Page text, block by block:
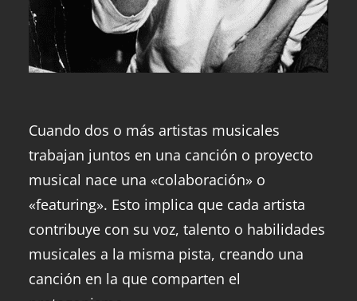
Cuando dos o más artistas musicales
trabajan juntos en una canción o proyecto
musical nace una «colaboración» o
«featuring». Esto implica que cada artista
contribuye con su voz, talento o habilidades
musicales a la misma pista, creando una
canción en la que comparten el